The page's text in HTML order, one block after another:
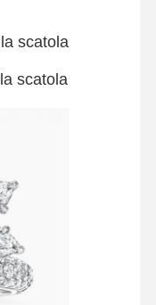
Notizie
scatola
scatola